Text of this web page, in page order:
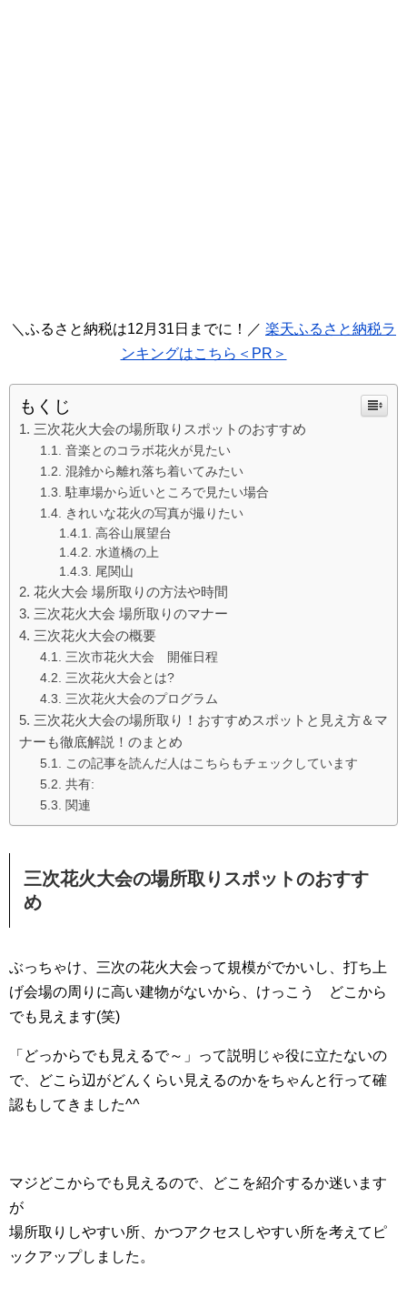
＼ふるさと納税は12月31日までに！／ 楽天ふるさと納税ラ
ンキングはこちら＜PR＞
もくじ
三次花火大会の場所取りスポットのおすすめ
音楽とのコラボ花火が見たい
混雑から離れ落ち着いてみたい
駐車場から近いところで見たい場合
きれいな花火の写真が撮りたい
高谷山展望台
水道橋の上
尾関山
花火大会 場所取りの方法や時間
三次花火大会 場所取りのマナー
三次花火大会の概要
三次市花火大会 開催日程
三次花火大会とは?
三次花火大会のプログラム
三次花火大会の場所取り！おすすめスポットと見え方＆マ
ナーも徹底解説！のまとめ
この記事を読んだ人はこちらもチェックしています
共有:
関連
三次花火大会の場所取りスポットのおすす
め
ぶっちゃけ、三次の花火大会って規模がでかいし、打ち上
げ会場の周りに高い建物がないから、けっこう どこから
でも見えます(笑)
「どっからでも見えるで～」って説明じゃ役に立たないの
で、どこら辺がどんくらい見えるのかをちゃんと行って確
認もしてきました^^
マジどこからでも見えるので、どこを紹介するか迷います
が
場所取りしやすい所、かつアクセスしやすい所を考えてピ
ックアップしました。